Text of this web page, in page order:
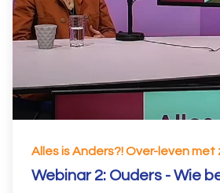
Alles is Anders?! Over-leven met
Webinar 2: Ouders - Wie